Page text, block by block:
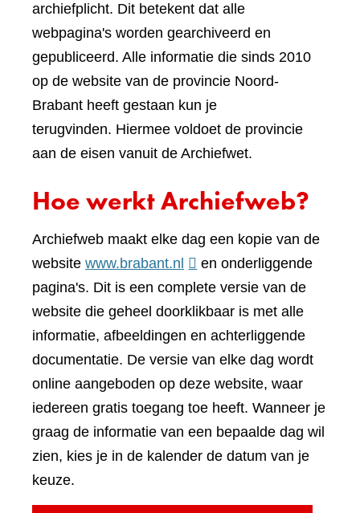
archiefplicht. Dit betekent dat alle
webpagina's worden gearchiveerd en
gepubliceerd. Alle informatie die sinds 2010
op de website van de provincie Noord-
Brabant heeft gestaan kun je
terugvinden. Hiermee voldoet de provincie
aan de eisen vanuit de Archiefwet.
Hoe werkt Archiefweb?
Archiefweb maakt elke dag een kopie van de
website www.brabant.nl (verwijst
naar
een
andere
website)
en onderliggende
pagina's. Dit is een complete versie van de
website die geheel doorklikbaar is met alle
informatie, afbeeldingen en achterliggende
documentatie. De versie van elke dag wordt
online aangeboden op deze website, waar
iedereen gratis toegang toe heeft. Wanneer je
graag de informatie van een bepaalde dag wil
zien, kies je in de kalender de datum van je
keuze.